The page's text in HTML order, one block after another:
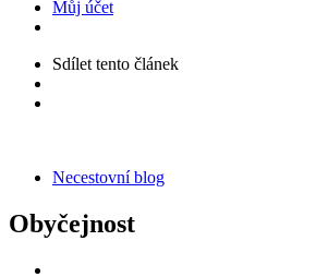
Můj účet
Sdílet tento článek
KategorieNecestovní blog
Obyčejnost